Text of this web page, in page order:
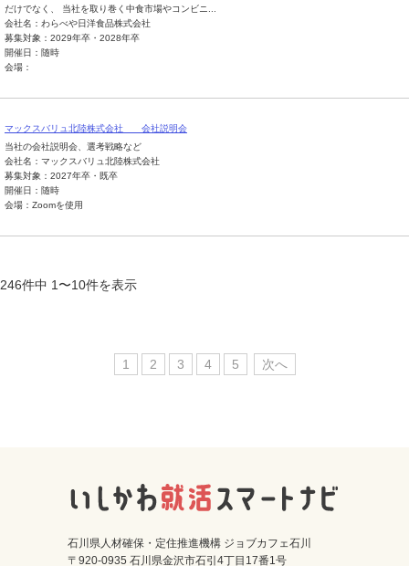
だけでなく、 当社を取り巻く中食市場やコンビニ...
会社名：わらべや日洋食品株式会社
募集対象：2029年卒・2028年卒
開催日：随時
会場：
マックスバリュ北陸株式会社 会社説明会
当社の会社説明会、選考戦略など
会社名：マックスバリュ北陸株式会社
募集対象：2027年卒・既卒
開催日：随時
会場：Zoomを使用
246件中 1〜10件を表示
1 2 3 4 5 次へ
石川県人材確保・定住推進機構 ジョブカフェ石川
〒920-0935 石川県金沢市石引4丁目17番1号